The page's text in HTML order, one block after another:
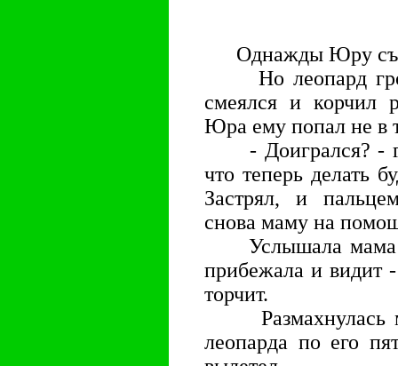
Однажды Юру
Но леопард
смеялся и корчил
Юра ему попал не в
- Доигрался? -
что теперь делать
Застрял, и
снова маму на
Услышала мама
прибежала и видит
торчит.
Размахнулась
леопарда по его